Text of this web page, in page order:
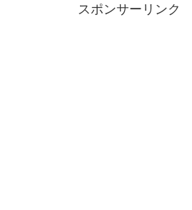
スポンサーリンク